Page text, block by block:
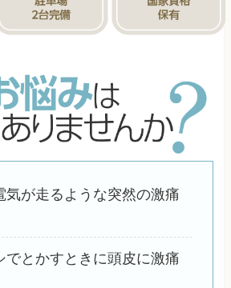
気が走るような突然の激痛
でとかすときに頭皮に激痛